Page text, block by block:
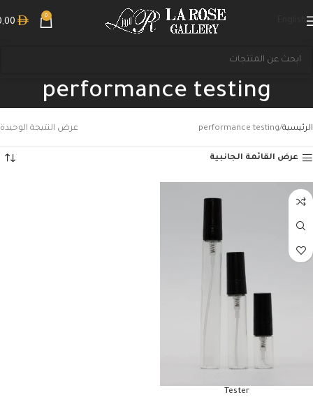
0
performance testing
الرئيسية performance testing عرض النتيجة الوحيدة
عرض القائمة الجانبية
Tester